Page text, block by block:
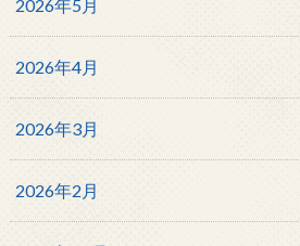
2026年5月
2026年4月
2026年3月
2026年2月